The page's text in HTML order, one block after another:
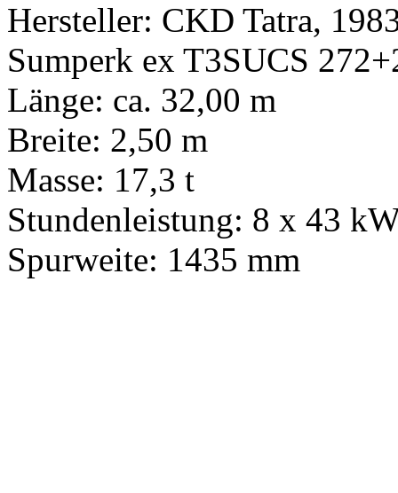
Hersteller: CKD Tatra,
Sumperk ex T3SUCS
Länge: ca. 32,00 m
Breite: 2,50 m
Masse: 17,3 t
Stundenleistung: 8 x 43
Spurweite: 1435 mm